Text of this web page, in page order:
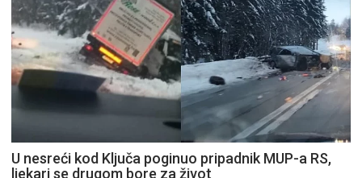
U nesreći kod Ključa poginuo pripadnik MUP-a RS,
ljekari se drugom bore za život